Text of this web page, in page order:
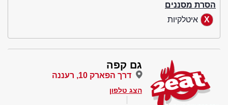
הסרת מסננים
איטלקיות
גם קפה
דרך הפארק 10, רעננה
הצג טלפון